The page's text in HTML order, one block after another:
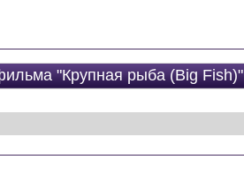
"Крупная рыба (Big Fish)"